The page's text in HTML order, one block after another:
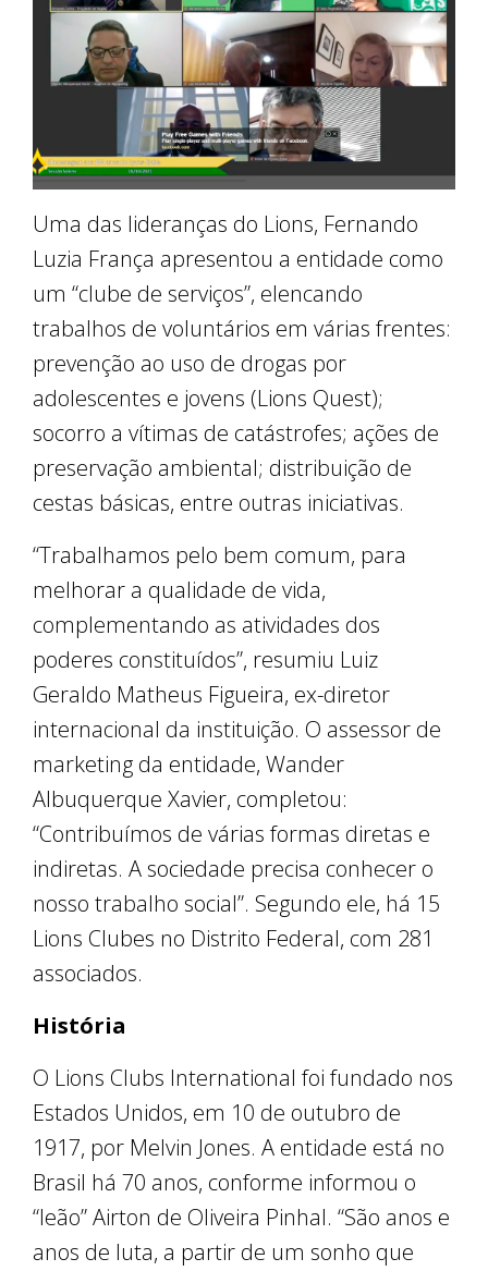
Uma das lideranças do Lions, Fernando
Luzia França apresentou a entidade como
um “clube de serviços”, elencando
trabalhos de voluntários em várias frentes:
prevenção ao uso de drogas por
adolescentes e jovens (Lions Quest);
socorro a vítimas de catástrofes; ações de
preservação ambiental; distribuição de
cestas básicas, entre outras iniciativas.
“Trabalhamos pelo bem comum, para
melhorar a qualidade de vida,
complementando as atividades dos
poderes constituídos”, resumiu Luiz
Geraldo Matheus Figueira, ex-diretor
internacional da instituição. O assessor de
marketing da entidade, Wander
Albuquerque Xavier, completou:
“Contribuímos de várias formas diretas e
indiretas. A sociedade precisa conhecer o
nosso trabalho social”. Segundo ele, há 15
Lions Clubes no Distrito Federal, com 281
associados.
História
O Lions Clubs International foi fundado nos
Estados Unidos, em 10 de outubro de
1917, por Melvin Jones. A entidade está no
Brasil há 70 anos, conforme informou o
“leão” Airton de Oliveira Pinhal. “São anos e
anos de luta, a partir de um sonho que